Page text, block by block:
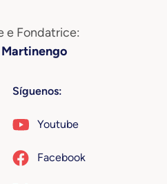
e Fondatrice:
Síguenos:
Youtube
Facebook